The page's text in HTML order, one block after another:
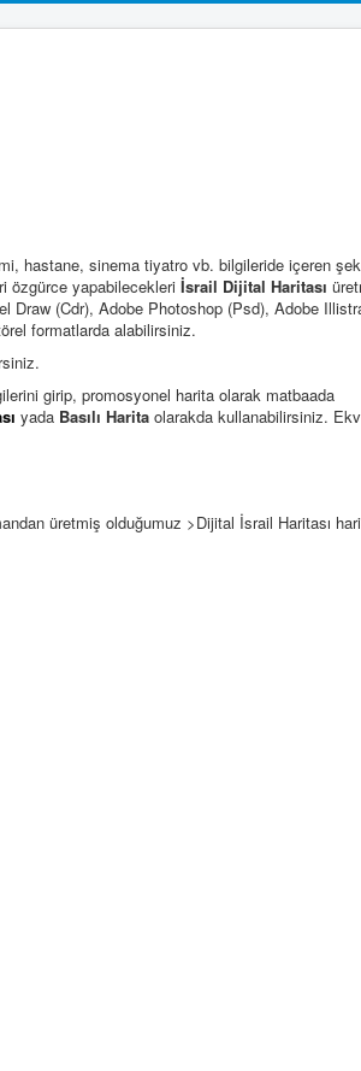
hastane, sinema tiyatro vb. bilgileride içeren
özgürce yapabilecekleriİsrail Dijital Haritası
Draw (Cdr), Adobe Photoshop (Psd), Adobe
formatlarda alabilirsiniz.
girip, promosyonel harita olarak matbaada
yadaBasılı Haritaolarakda kullanabilirsiniz.
üretmiş olduğumuz >Dijital İsrail Haritası